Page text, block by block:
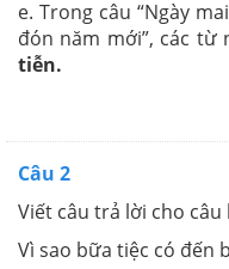
e. Trong câu “Ngày
đón năm mới”, các từ
tiễn.
Câu 2
Viết câu trả lời cho câu
Vì sao bữa tiệc có đến